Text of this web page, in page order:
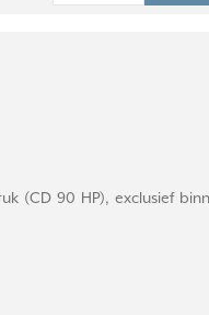
(CD 90 HP), exclusief